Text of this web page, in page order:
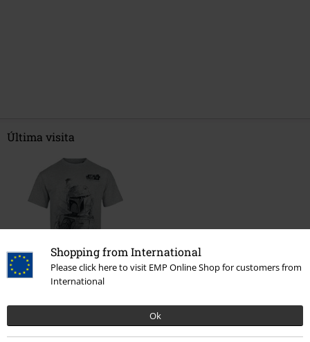
Shopping from International
Please click here to visit EMP Online Shop for customers from
International
Ok
Última visita